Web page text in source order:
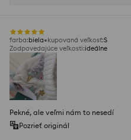
farba:biela kupovaná veľkosť:S
Zodpovedajúce veľkosti:ideálne
Pekné, ale veľmi nám to nesedí
Pozrieť originál